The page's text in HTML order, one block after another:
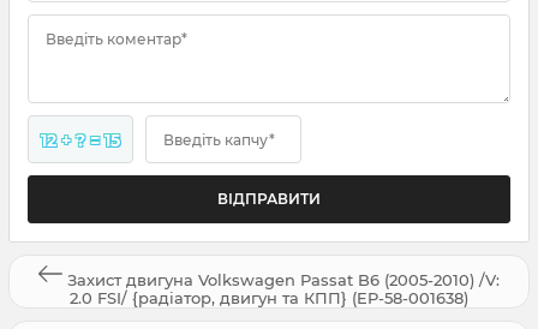
Введіть коментар*
12 + ? = 15 Введіть капчу*
Захист двигуна Volkswagen Passat B6 (2005-2010) /V:
2.0 FSI/ {радіатор, двигун та КПП} (EP-58-001638)